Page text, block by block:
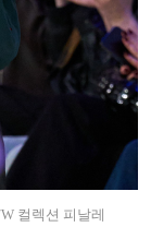
컬렉션 피날레